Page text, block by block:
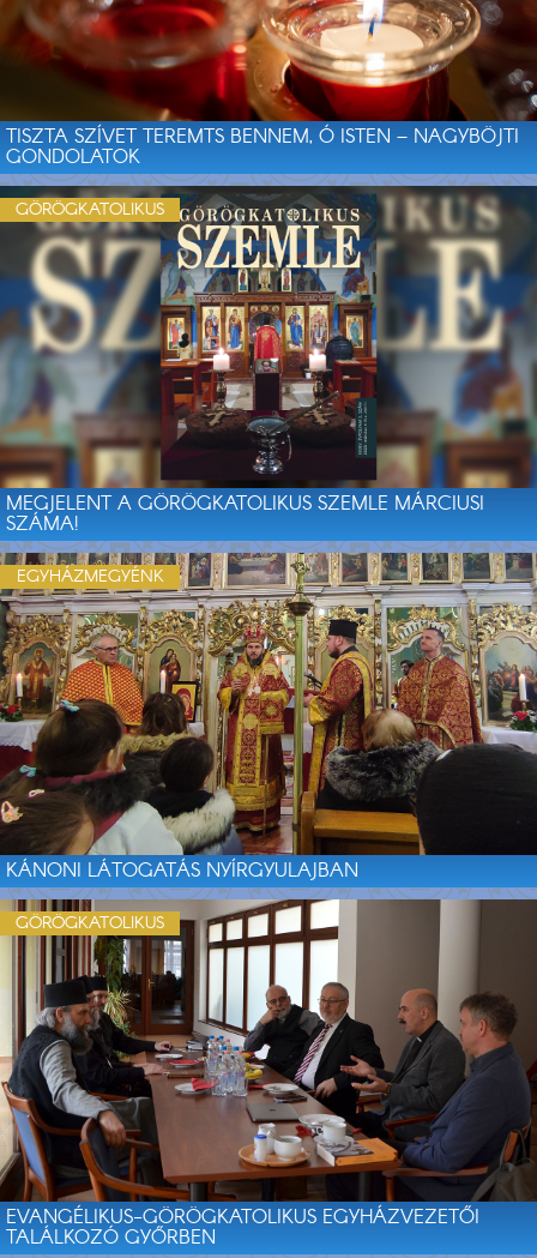
TISZTA SZÍVET TEREMTS BENNEM, Ó ISTEN – NAGYBÖJTI
GONDOLATOK
MEGJELENT A GÖRÖGKATOLIKUS SZEMLE MÁRCIUSI
SZÁMA!
GÖRÖGKATOLIKUS
KÁNONI LÁTOGATÁS NYÍRGYULAJBAN
EGYHÁZMEGYÉNK
EVANGÉLIKUS-GÖRÖGKATOLIKUS EGYHÁZVEZETŐI
TALÁLKOZÓ GYŐRBEN
GÖRÖGKATOLIKUS